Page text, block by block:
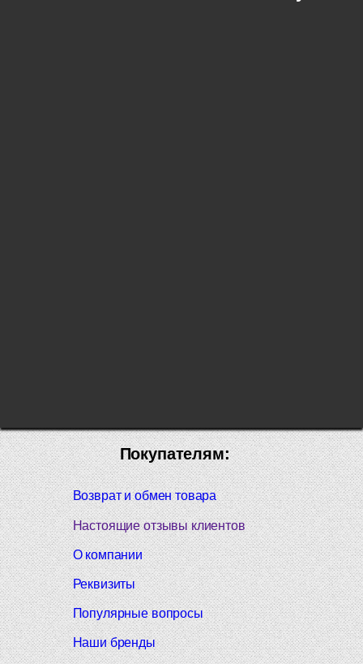
Покупателям:
Возврат и обмен товара
Настоящие отзывы клиентов
О компании
Реквизиты
Популярные вопросы
Наши бренды